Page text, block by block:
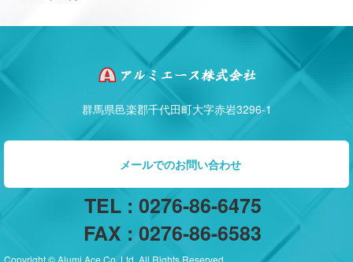
群馬県邑楽郡千代田町大字赤岩3296-1
メールでのお問い合わせ
TEL : 0276-86-6475
FAX : 0276-86-6583
Copyright © Alumi Ace Co. Ltd. All Rights Reserved.